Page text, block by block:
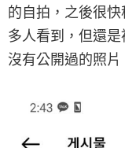
的自拍，之後很
多人看到，但還
沒有公開過的照